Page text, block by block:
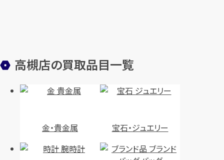
高槻店の買取品目一覧
金・貴金属 宝石・ジュエリー